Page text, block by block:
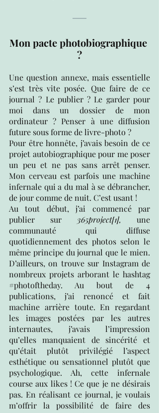
Mon pacte photobiographique
?
Une question annexe, mais essentielle
s’est très vite posée. Que faire de ce
journal ? Le publier ? Le garder pour
moi dans un dossier de mon
ordinateur ? Penser à une diffusion
future sous forme de livre-photo ?
Pour être honnête, j’avais besoin de ce
projet autobiographique pour me poser
un peu et ne pas sans arrêt penser.
Mon cerveau est parfois une machine
infernale qui a du mal à se débrancher,
de jour comme de nuit. C’est usant !
Au tout début, j’ai commencé par
publier sur 365project[1], une
communauté qui diffuse
quotidiennement des photos selon le
même principe du journal que le mien.
D’ailleurs, on trouve sur Instagram de
nombreux projets arborant le hashtag
#photoftheday. Au bout de 4
publications, j’ai renoncé et fait
machine arrière toute. En regardant
les images postées par les autres
internautes, j’avais l’impression
qu’elles manquaient de sincérité et
qu’était plutôt privilégié l’aspect
esthétique ou sensationnel plutôt que
psychologique. Ah, cette infernale
course aux likes ! Ce que je ne désirais
pas. En réalisant ce journal, je voulais
m’offrir la possibilité de faire des